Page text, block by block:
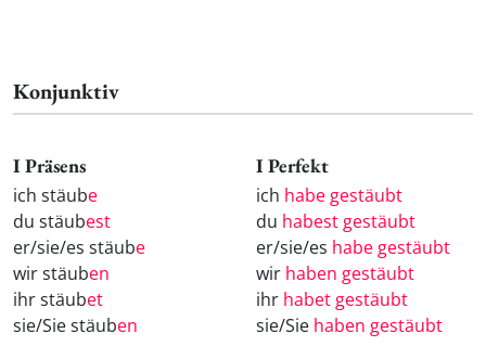
Konjunktiv
I Präsens
ich stäube
du stäubest
er/sie/es stäube
wir stäuben
ihr stäubet
sie/Sie stäuben
I Perfekt
ich habe gestäubt
du habest gestäubt
er/sie/es habe gestäubt
wir haben gestäubt
ihr habet gestäubt
sie/Sie haben gestäubt